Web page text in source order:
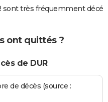
sont très fréquemment
ont quittés ?
de DUR
de décès (source :